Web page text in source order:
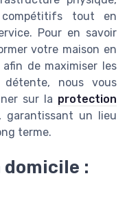
tout en
Pour en savoir
votre maison en
de maximiser les
nous vous
sur la protection
garantissant un lieu
terme.
: